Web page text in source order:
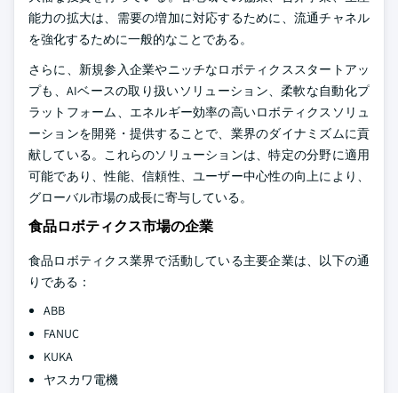
能力の拡大は、需要の増加に対応するために、流通チャネル
を強化するために一般的なことである。
さらに、新規参入企業やニッチなロボティクススタートアッ
プも、AIベースの取り扱いソリューション、柔軟な自動化プ
ラットフォーム、エネルギー効率の高いロボティクスソリュ
ーションを開発・提供することで、業界のダイナミズムに貢
献している。これらのソリューションは、特定の分野に適用
可能であり、性能、信頼性、ユーザー中心性の向上により、
グローバル市場の成長に寄与している。
食品ロボティクス市場の企業
食品ロボティクス業界で活動している主要企業は、以下の通
りである：
ABB
FANUC
KUKA
ヤスカワ電機